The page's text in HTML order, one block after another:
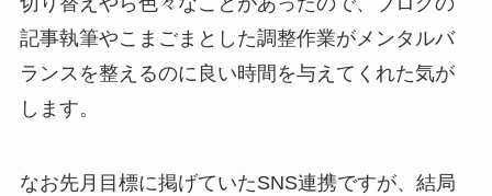
記事執筆やこまごまとした調整作業がメンタルバ
ランスを整えるのに良い時間を与えてくれた気が
します。
なお先月目標に掲げていたSNS連携ですが、結局